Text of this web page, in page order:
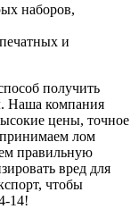
наборов,
и
получить
Наша компания
цены, точное
лом
правильную
вред для
чтобы
14!